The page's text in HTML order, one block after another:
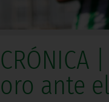
oro ante